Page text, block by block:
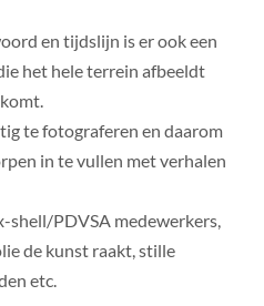
en tijdslijn is er ook een
het hele terrein afbeeldt
te fotograferen en daarom
in te vullen met verhalen
shell/PDVSA medewerkers,
de kunst raakt, stille
etc.